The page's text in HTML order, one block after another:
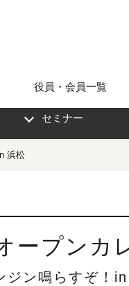
役員・会員一覧
セミナー
浜松
ープンカ
ジン鳴らすぞ！